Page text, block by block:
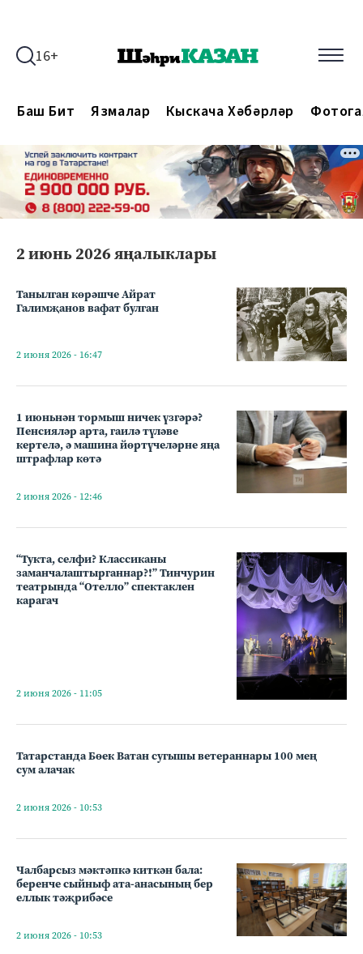
16+
Баш Бит Язмалар Кыскача Хәбәрләр
2 июнь 2026 яңалыклары
Танылган көрәшче Айрат
Галимҗанов вафат булган
2 июня 2026 - 16:47
1 июньнән тормыш ничек үзгәрә?
Пенсияләр арта, гаилә түләве
кертелә, ә машина йөртүчеләрне яңа
штрафлар көтә
2 июня 2026 - 12:46
“Тукта, селфи? Классиканы
заманчалаштырганнар?!” Тинчурин
театрында “Отелло” спектаклен
карагач
2 июня 2026 - 11:05
Татарстанда Бөек Ватан сугышы ветераннары 100 мең
сум алачак
2 июня 2026 - 10:53
Чалбарсыз мәктәпкә киткән бала:
беренче сыйныф ата-анасының бер
еллык тәҗрибәсе
2 июня 2026 - 10:53